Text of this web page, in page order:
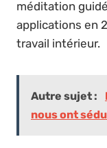
méditation
applications en
travail intérieur.
Autre sujet :
nous ont